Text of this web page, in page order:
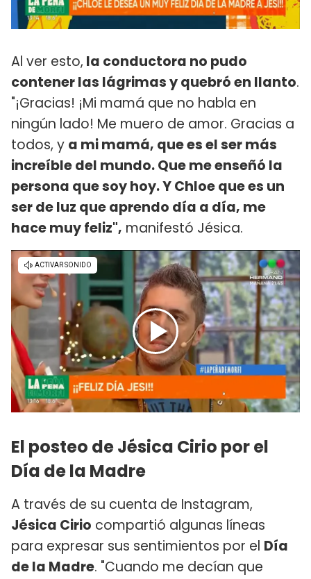
Al ver esto, la conductora no pudo
contener las lágrimas y quebró en llanto.
"¡Gracias! ¡Mi mamá que no habla en
ningún lado! Me muero de amor. Gracias a
todos, y a mi mamá, que es el ser más
increíble del mundo. Que me enseñó la
persona que soy hoy. Y Chloe que es un
ser de luz que aprendo día a día, me
hace muy feliz", manifestó Jésica.
El posteo de Jésica Cirio por el
Día de la Madre
A través de su cuenta de Instagram,
Jésica Cirio compartió algunas líneas
para expresar sus sentimientos por el Día
de la Madre. "Cuando me decían que